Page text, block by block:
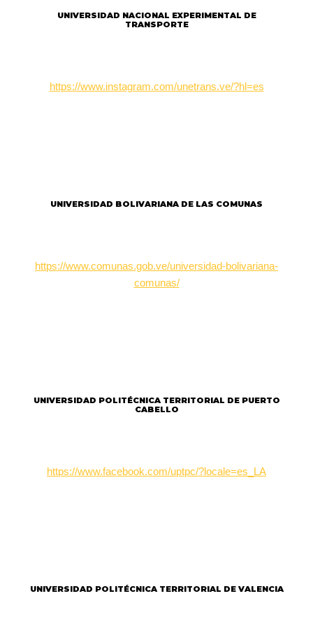
UNIVERSIDAD NACIONAL EXPERIMENTAL DE
TRANSPORTE
https://www.instagram.com/unetrans.ve/?hl=es
UNIVERSIDAD BOLIVARIANA DE LAS COMUNAS
https://www.comunas.gob.ve/universidad-bolivariana-
comunas/
UNIVERSIDAD POLITÉCNICA TERRITORIAL DE PUERTO
CABELLO
https://www.facebook.com/uptpc/?locale=es_LA
UNIVERSIDAD POLITÉCNICA TERRITORIAL DE VALENCIA